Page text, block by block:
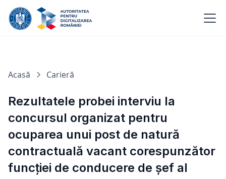
Acasă Carieră
Rezultatele probei interviu la
concursul organizat pentru
ocuparea unui post de natură
contractuală vacant corespunzător
funcției de conducere de șef al